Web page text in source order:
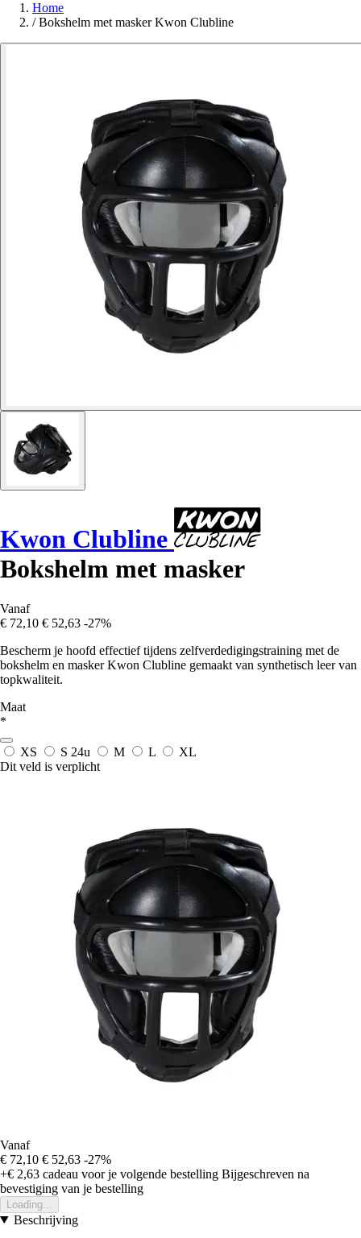
Home
/ Bokshelm met masker Kwon Clubline
Kwon Clubline
Bokshelm met masker
Vanaf
€ 72,10 € 52,63 -27%
Bescherm je hoofd effectief tijdens zelfverdedigingstraining met de
bokshelm en masker Kwon Clubline gemaakt van synthetisch leer van
topkwaliteit.
Maat
*
XS S 24u M L
XL
Dit veld is verplicht
Vanaf
€ 72,10 € 52,63 -27%
+€ 2,63 cadeau voor je volgende bestelling Bijgeschreven na
bevestiging van je bestelling
Loading...
Beschrijving